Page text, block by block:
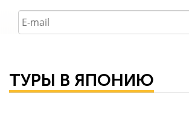
ТУРЫ В ЯПОНИЮ